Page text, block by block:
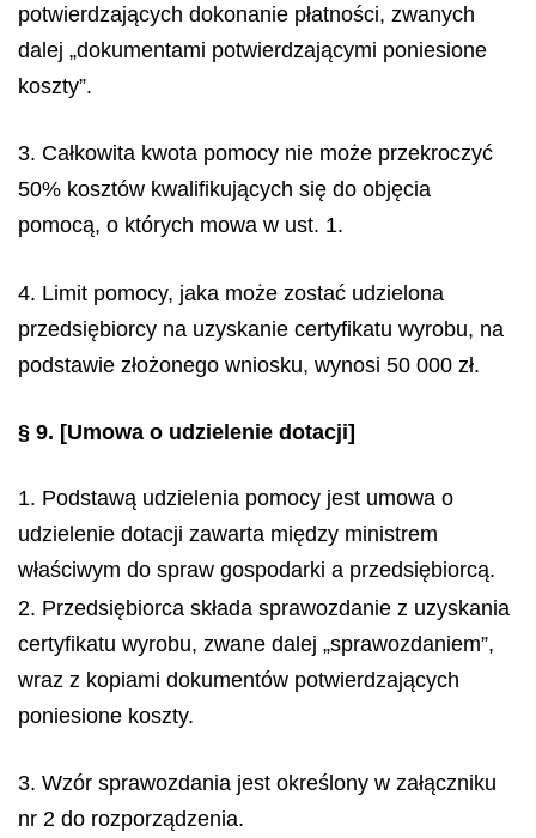
potwierdzających dokonanie płatności, zwanych
dalej „dokumentami potwierdzającymi poniesione
koszty”.
3. Całkowita kwota pomocy nie może przekroczyć
50% kosztów kwalifikujących się do objęcia
pomocą, o których mowa w ust. 1.
4. Limit pomocy, jaka może zostać udzielona
przedsiębiorcy na uzyskanie certyfikatu wyrobu, na
podstawie złożonego wniosku, wynosi 50 000 zł.
§ 9. [Umowa o udzielenie dotacji]
1. Podstawą udzielenia pomocy jest umowa o
udzielenie dotacji zawarta między ministrem
właściwym do spraw gospodarki a przedsiębiorcą.
2. Przedsiębiorca składa sprawozdanie z uzyskania
certyfikatu wyrobu, zwane dalej „sprawozdaniem”,
wraz z kopiami dokumentów potwierdzających
poniesione koszty.
3. Wzór sprawozdania jest określony w załączniku
nr 2 do rozporządzenia.